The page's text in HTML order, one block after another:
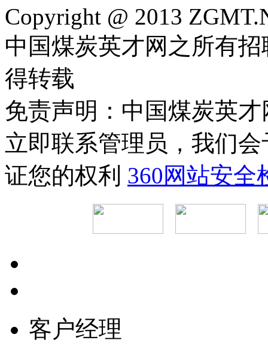
Copyright @ 2013
中国煤炭英才网之所有
得转载
免责声明：中国煤炭英
立即联系管理员，我们
证您的权利 360网站安全
客户经理